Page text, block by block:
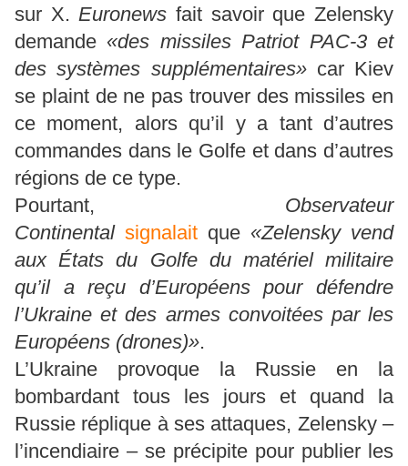
sur X.Euronews fait savoir que Zelensky
demande «des missiles Patriot PAC-3 et
des systèmes supplémentaires»car Kiev
se plaint de ne pas trouver des missiles en
ce moment, alors qu’il y a tant d’autres
commandes dans le Golfe et dans d’autres
régions de ce type.
Pourtant, Observateur
Continental signalait que «Zelensky vend
aux États du Golfe du matériel militaire
qu’il a reçu d’Européens pour défendre
l’Ukraine et des armes convoitées par les
Européens (drones)».
L’Ukraine provoque la Russie en la
bombardant tous les jours et quand la
Russie réplique à ses attaques, Zelensky –
l’incendiaire – se précipite pour publier les